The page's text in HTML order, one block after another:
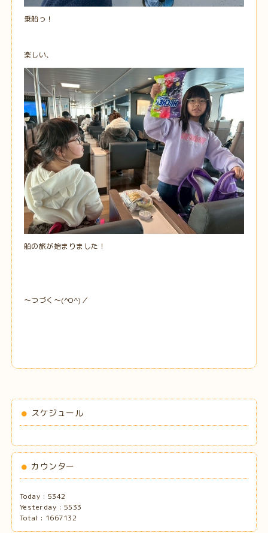
乗船っ！
楽しい、
船の旅が始まりました！
～つづく～(^O^)／
スケジュール
カウンター
Today : 5342
Yesterday : 5533
Total : 1667132